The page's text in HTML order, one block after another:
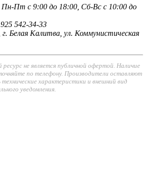
Пн-Пт с 9:00 до 18:00, Сб-Вс с 10:00 до
542-34-33
г. Белая Калитва, ул. Коммунистическая
не является публичной офертой. Наличие
по телефону. Производители оставляют
характеристики и внешний вид
уведомления.